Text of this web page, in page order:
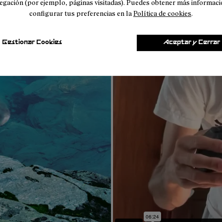
(por ejemplo, páginas visitadas). Puedes obtener más
configurar tus preferencias en laPolítica de cookies.
Gestionar Cookies Aceptar y Cerrar